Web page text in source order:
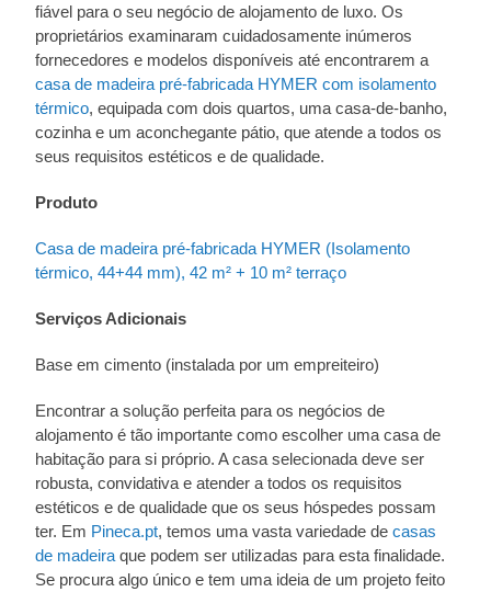
fiável para o seu negócio de alojamento de luxo. Os
proprietários examinaram cuidadosamente inúmeros
fornecedores e modelos disponíveis até encontrarem a
casa de madeira pré-fabricada HYMER com isolamento
térmico, equipada com dois quartos, uma casa-de-banho,
cozinha e um aconchegante pátio, que atende a todos os
seus requisitos estéticos e de qualidade.
Produto
Casa de madeira pré-fabricada HYMER (Isolamento
térmico, 44+44 mm), 42 m² + 10 m² terraço
Serviços Adicionais
Base em cimento (instalada por um empreiteiro)
Encontrar a solução perfeita para os negócios de
alojamento é tão importante como escolher uma casa de
habitação para si próprio. A casa selecionada deve ser
robusta, convidativa e atender a todos os requisitos
estéticos e de qualidade que os seus hóspedes possam
ter. Em Pineca.pt, temos uma vasta variedade de casas
de madeira que podem ser utilizadas para esta finalidade.
Se procura algo único e tem uma ideia de um projeto feito